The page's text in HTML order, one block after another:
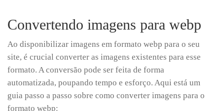
Convertendo imagens para webp
Ao disponibilizar imagens em formato webp para o seu
site, é crucial converter as imagens existentes para esse
formato. A conversão pode ser feita de forma
automatizada, poupando tempo e esforço. Aqui está um
guia passo a passo sobre como converter imagens para o
formato webp: